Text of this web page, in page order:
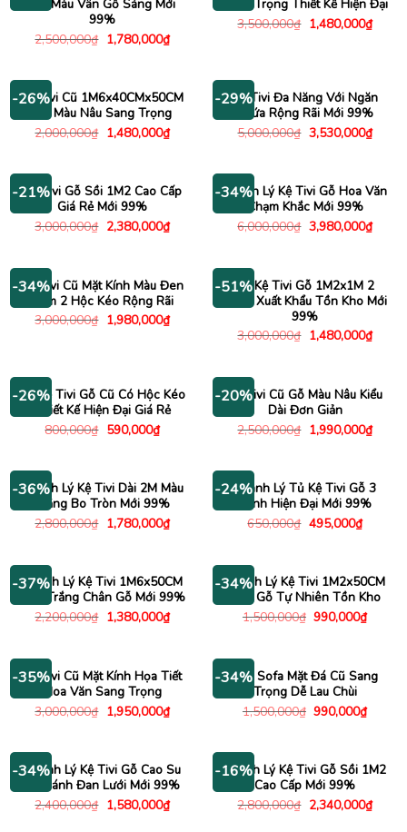
Đại Màu Vân Gỗ Sáng Mới
99%
2,500,000₫ Giá
gốc
1,780,000₫Giá
hiện
1,780,000₫.
Sang Trọng Thiết Kế Hiện Đại
3,500,000₫ Giá
gốc
1,480,000₫Giá
hiện
-26%
Kệ Tivi Cũ 1M6x40CMx50CM
Gỗ Màu Nâu Sang Trọng
2,000,000₫ Giá
gốc
1,480,000₫Giá
hiện
1,480,000₫.
-29%Kệ Tivi Đa Năng Với Ngăn
Chứa Rộng Rãi Mới 99%
5,000,000₫ Giá
gốc
3,530,000₫Giá
hiện
-21%
Kệ Tivi Gỗ Sồi 1M2 Cao Cấp
Giá Rẻ Mới 99%
3,000,000₫ Giá
gốc
2,380,000₫Giá
hiện
2,380,000₫.
-34%
Thanh Lý Kệ Tivi Gỗ Hoa Văn
Chạm Khắc Mới 99%
6,000,000₫ Giá
gốc
3,980,000₫Giá
hiện
-34%
Kệ Tivi Cũ Mặt Kính Màu Đen
Kèm 2 Hộc Kéo Rộng Rãi
3,000,000₫ Giá
gốc
1,980,000₫Giá
hiện
-51%Tủ Kệ Tivi Gỗ 1M2x1M 2
Cánh Xuất Khẩu Tồn Kho Mới
99%
3,000,000₫ Giá
gốc
1,480,000₫Giá
hiện
-26%
Tủ Kệ Tivi Gỗ Cũ Có Hộc Kéo
Thiết Kế Hiện Đại Giá Rẻ
800,000₫ Giá
590,000₫Giá
hiện
590,000₫.
-20%
Kệ Tivi Cũ Gỗ Màu Nâu Kiểu
Dài Đơn Giản
2,500,000₫ Giá
gốc
1,990,000₫Giá
hiện
-36%
Thanh Lý Kệ Tivi Dài 2M Màu
Trắng Bo Tròn Mới 99%
2,800,000₫ Giá
gốc
1,780,000₫Giá
hiện
1,780,000₫.
-24%Thanh Lý Tủ Kệ Tivi Gỗ 3
Cánh Hiện Đại Mới 99%
650,000₫ Giá
495,000₫Giá
hiện
-37%
Thanh Lý Kệ Tivi 1M6x50CM
Màu Trắng Chân Gỗ Mới 99%
2,200,000₫ Giá
gốc
1,380,000₫Giá
hiện
1,380,000₫.
-34%
Thanh Lý Kệ Tivi 1M2x50CM
Màu Gỗ Tự Nhiên Tồn Kho
1,500,000₫ Giá
990,000₫Giá
hiện
-35%
Kệ Tivi Cũ Mặt Kính Họa Tiết
Hoa Văn Sang Trọng
3,000,000₫ Giá
gốc
1,950,000₫Giá
hiện
1,950,000₫.
-34%
Bàn Sofa Mặt Đá Cũ Sang
Trọng Dễ Lau Chùi
1,500,000₫ Giá
990,000₫Giá
hiện
-34%
Thanh Lý Kệ Tivi Gỗ Cao Su
Có Cánh Đan Lưới Mới 99%
2,400,000₫ Giá
gốc
1,580,000₫Giá
hiện
-16%
Thanh Lý Kệ Tivi Gỗ Sồi 1M2
Cao Cấp Mới 99%
2,800,000₫ Giá
gốc
2,340,000₫Giá
hiện